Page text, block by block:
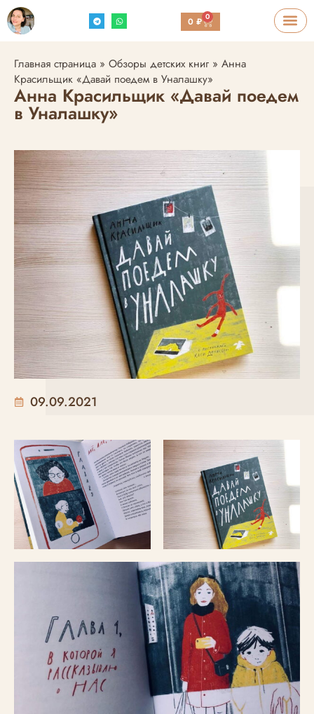
0₽ 0
Главная страница » Обзоры детских книг » Анна
Красильщик «Давай поедем в Уналашку»
Анна Красильщик «Давай поедем
в Уналашку»
09.09.2021